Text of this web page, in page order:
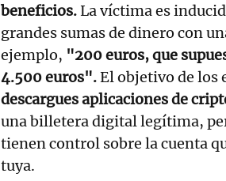
beneficios.La víctima es
grandes sumas de dinero con
ejemplo, "200 euros, que
4.500 euros".El objetivo de los
descargues aplicaciones de
una billetera digital legítima,
tienen control sobre la cuenta
tuya.